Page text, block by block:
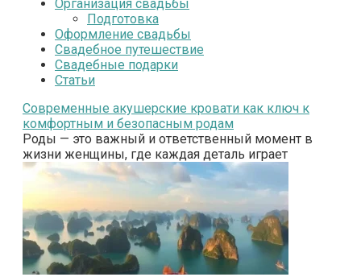
Организация свадьбы
Подготовка
Оформление свадьбы
Свадебное путешествие
Свадебные подарки
Статьи
Современные акушерские кровати как ключ к
комфортным и безопасным родам
Роды — это важный и ответственный момент в
жизни женщины, где каждая деталь играет